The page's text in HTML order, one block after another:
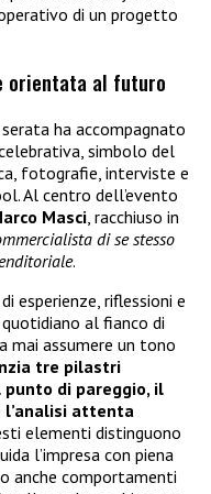
di un progetto
orientata al futuro
ha accompagnato
simbolo del
fotografie, interviste e
Al centro dell’evento
Masci, racchiuso in
di se stesso
.
esperienze, riflessioni e
al fianco di
mai assumere un tono
tre pilastri
di pareggio, il
l’analisi attenta
elementi distinguono
l’impresa con piena
anche comportamenti